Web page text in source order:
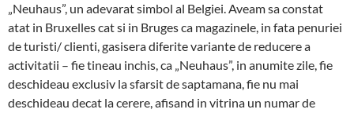
„Neuhaus”, un adevarat simbol al Belgiei. Aveam sa constat
atat in Bruxelles cat si in Bruges ca magazinele, in fata penuriei
de turisti/ clienti, gasisera diferite variante de reducere a
activitatii – fie tineau inchis, ca „Neuhaus”, in anumite zile, fie
deschideau exclusiv la sfarsit de saptamana, fie nu mai
deschideau decat la cerere, afisand in vitrina un numar de